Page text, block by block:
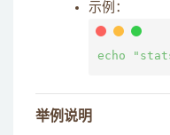
示例：
举例说明